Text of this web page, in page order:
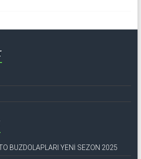
BUZDOLAPLARI YENİ SEZON 2025